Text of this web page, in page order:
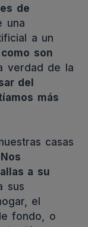
de
una
a un
son
verdad de la
del
más
casas
Nos
a su
sus
el
fondo, o